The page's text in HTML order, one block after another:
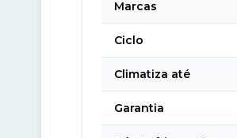
Marcas
Ciclo
Climatiza até
Garantia